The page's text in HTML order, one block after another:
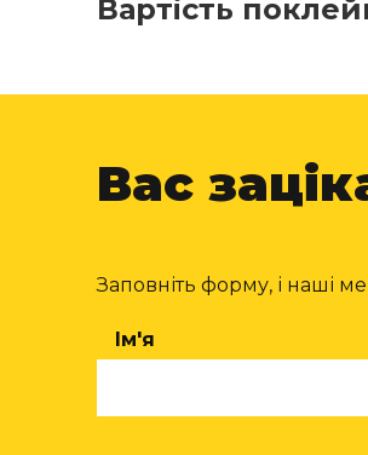
Вартість
Вас
Заповніть форму, і наші
Ім'я